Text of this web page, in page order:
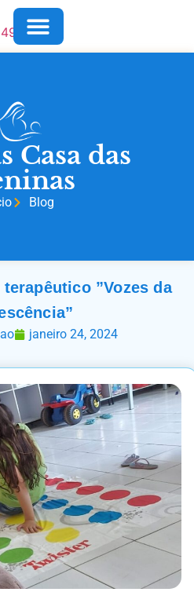
Casa das
Blog
”Vozes da
janeiro 24, 2024